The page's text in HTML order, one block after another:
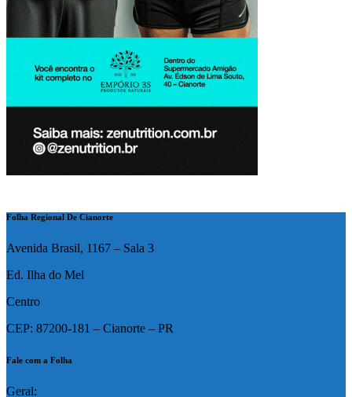
Folha Regional De Cianorte
Avenida Brasil, 1167 – Sala 3
Ed. Ilha do Mel
Centro
CEP: 87200-181 – Cianorte – PR
Fale com a Folha
Geral: